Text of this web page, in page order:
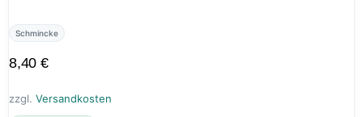
Schmincke
8,40€
zzgl. Versandkosten